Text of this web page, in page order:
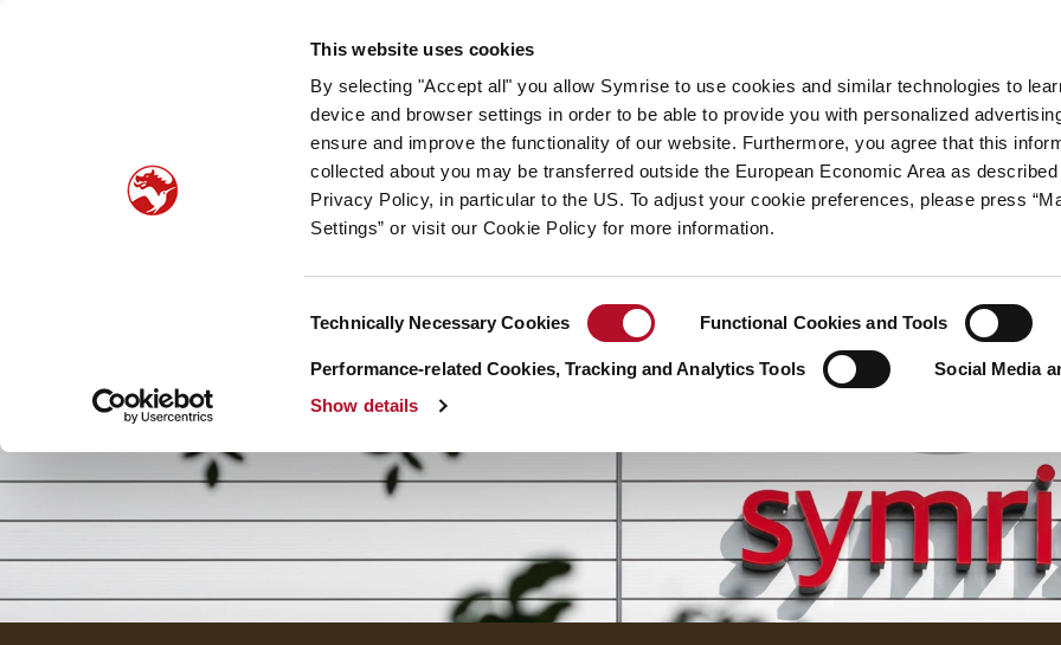
This website uses cookies
By selecting "Accept all" you allow Symrise to use cookies and similar technologies to
device and browser settings in order to be able to provide you with personalized
ensure and improve the functionality of our website. Furthermore, you agree that this
collected about you may be transferred outside the European Economic Area as
Privacy Policy, in particular to the US. To adjust your cookie preferences, please press
Settings” or visit our Cookie Policy for more information.
Selection
Technically Necessary Cookies Functional Cookies and Tools
Performance-related Cookies, Tracking and Analytics Tools
Social Media
Show details
Scent & Care Unsere Geschichten